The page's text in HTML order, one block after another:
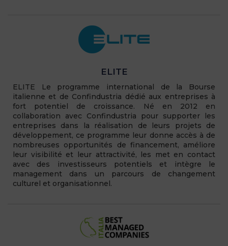
ELITE
ELITE Le programme international de la Bourse
italienne et de Confindustria dédié aux entreprises à
fort potentiel de croissance. Né en 2012 en
collaboration avec Confindustria pour supporter les
entreprises dans la réalisation de leurs projets de
développement, ce programme leur donne accès à de
nombreuses opportunités de financement, améliore
leur visibilité et leur attractivité, les met en contact
avec des investisseurs potentiels et intègre le
management dans un parcours de changement
culturel et organisationnel.